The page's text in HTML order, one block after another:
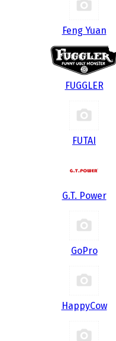
Feng Yuan
FUGGLER
FUTAI
G.T. Power
GoPro
HappyCow